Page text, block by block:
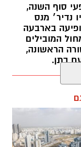
סוף השנה,
נדיר׳ מנס
בארבעה
המובילים
הראשונה,
בתן.